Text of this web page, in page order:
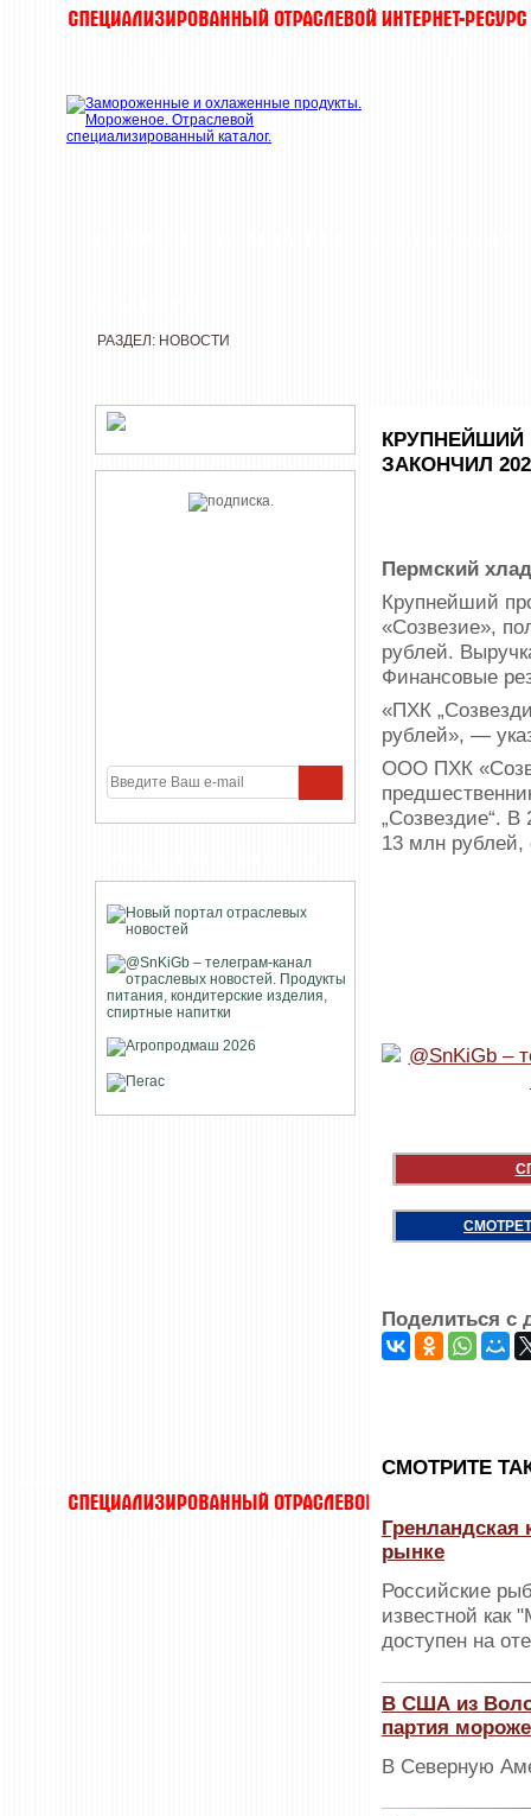
РАЗДЕЛ: НОВОСТИ
КРУПНЕЙШИЙ
ЗАКОНЧИЛ
Пермский
Крупнейший
«Созвезие»,
рублей.
Финансовые
«ПХК
рублей», —
ООО ПХК
„Созвездие“. В
13 млн рублей,
Поделиться с
CМОТРИТЕ
Гренландская
рынке
Российские
известной как
доступен на
В США из
партия
В Северную